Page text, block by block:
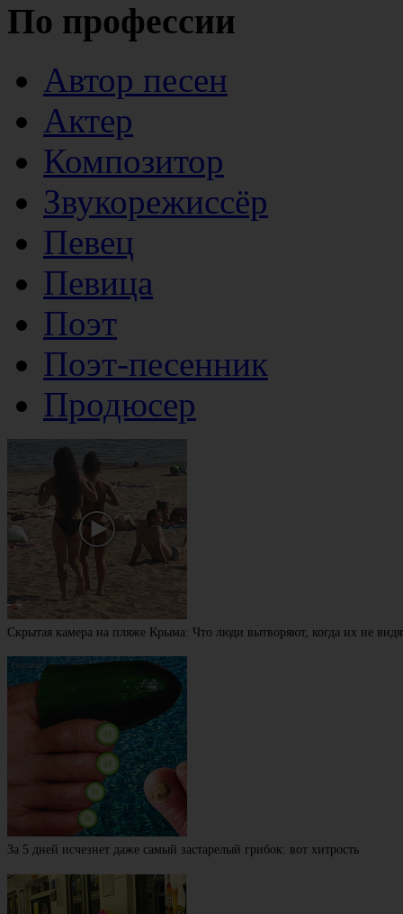
По профессии
Автор песен
Актер
Композитор
Звукорежиссёр
Певец
Певица
Поэт
Поэт-песенник
Продюсер
Скрытая камера на пляже Крыма: Что люди вытворяют, когда их не
За 5 дней исчезнет даже самый застарелый грибок: вот хитрость